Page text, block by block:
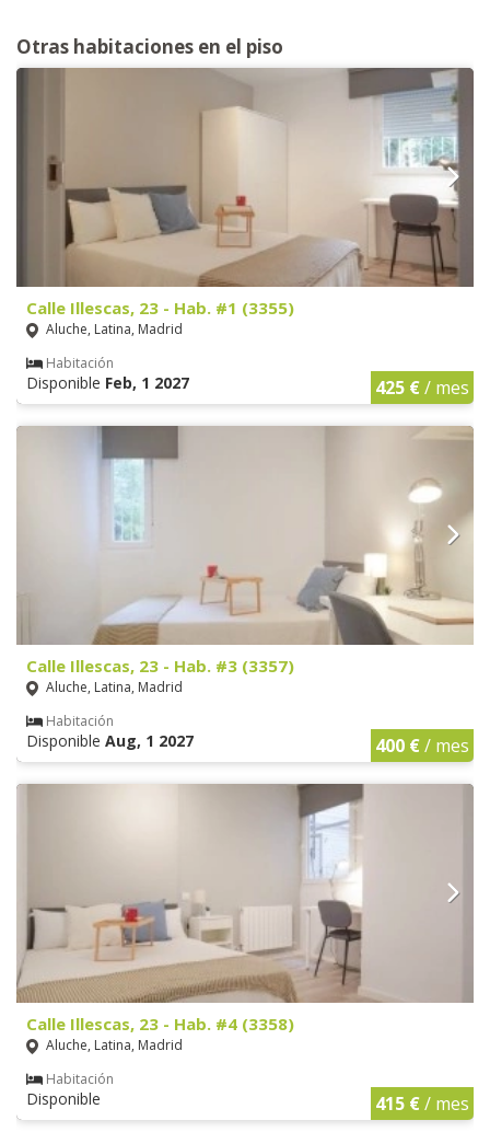
Otras habitaciones en el piso
Calle Illescas, 23 - Hab. #1 (3355)
Aluche, Latina, Madrid
Habitación
Disponible Feb, 1 2027 425 €/ mes
Calle Illescas, 23 - Hab. #3 (3357)
Aluche, Latina, Madrid
Habitación
Disponible Aug, 1 2027 400 €/ mes
Calle Illescas, 23 - Hab. #4 (3358)
Aluche, Latina, Madrid
Habitación
Disponible 415 €/ mes